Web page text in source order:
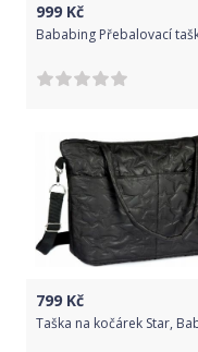
999 Kč
799 Kč